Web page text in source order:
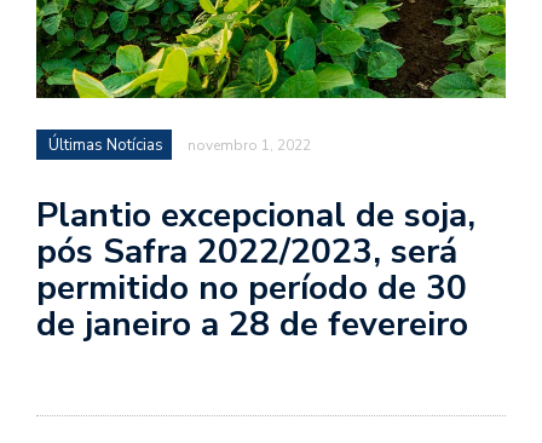
Últimas Notícias novembro 1, 2022
Plantio excepcional de soja,
pós Safra 2022/2023, será
permitido no período de 30
de janeiro a 28 de fevereiro